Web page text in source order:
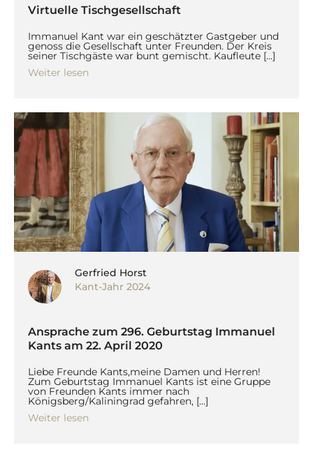
Virtuelle Tischgesellschaft
Immanuel Kant war ein geschätzter Gastgeber und
genoss die Gesellschaft unter Freunden. Der Kreis
seiner Tischgäste war bunt gemischt. Kaufleute […]
Weiter lesen
Gerfried Horst
Kant-Jahr 2024
Ansprache zum 296. Geburtstag Immanuel
Kants am 22. April 2020
Liebe Freunde Kants,meine Damen und Herren!
Zum Geburtstag Immanuel Kants ist eine Gruppe
von Freunden Kants immer nach
Königsberg/Kaliningrad gefahren, […]
Weiter lesen